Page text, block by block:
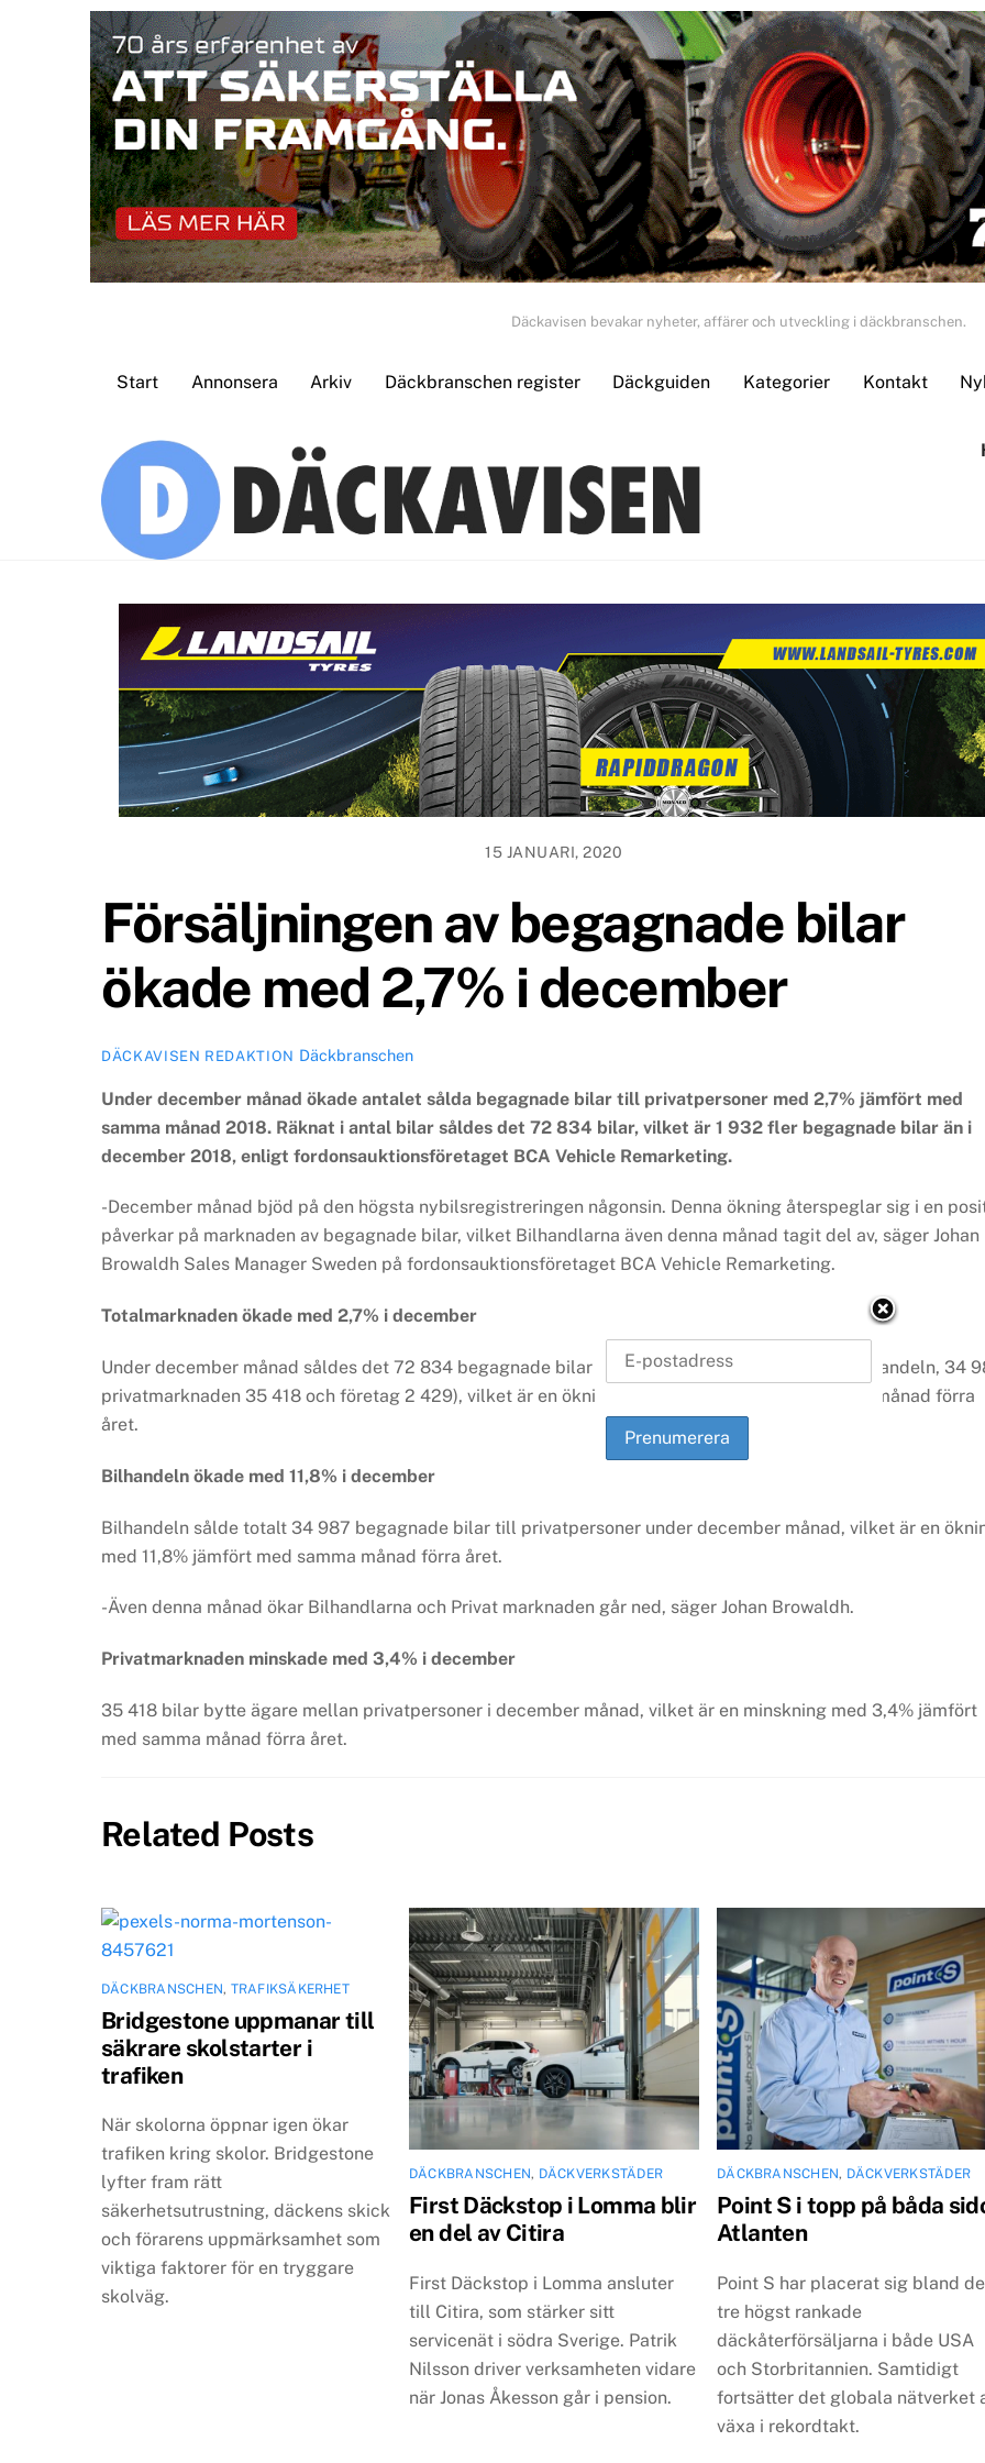
Däckavisen bevakar nyheter, affärer och utveckling i däckbranschen.
Start Annonsera Arkiv Däckbranschen register Däckguiden Kategorier Kontakt
15 JANUARI, 2020
Försäljningen av begagnade bilar
ökade med 2,7% i december
DÄCKAVISEN REDAKTION Däckbranschen
Under december månad ökade antalet sålda begagnade bilar till privatpersoner med 2,7% jämfört med
samma månad 2018. Räknat i antal bilar såldes det 72 834 bilar, vilket är 1 932 fler begagnade bilar än i
december 2018, enligt fordonsauktionsföretaget BCA Vehicle Remarketing.
-December månad bjöd på den högsta nybilsregistreringen någonsin. Denna ökning återspeglar sig i en
påverkar på marknaden av begagnade bilar, vilket Bilhandlarna även denna månad tagit del av, säger Johan
Browaldh Sales Manager Sweden på fordonsauktionsföretaget BCA Vehicle Remarketing.
Totalmarknaden ökade med 2,7% i december
Under december månad såldes det 72 834 begagnade bilar till privatpersoner (fördelat på bilhandeln, 34
privatmarknaden 35 418 och företag 2 429), vilket är en ökning med 2,7% jämfört med samma månad förra
året.
Bilhandeln ökade med 11,8% i december
Bilhandeln sålde totalt 34 987 begagnade bilar till privatpersoner under december månad, vilket är en
med 11,8% jämfört med samma månad förra året.
-Även denna månad ökar Bilhandlarna och Privat marknaden går ned, säger Johan Browaldh.
Privatmarknaden minskade med 3,4% i december
35 418 bilar bytte ägare mellan privatpersoner i december månad, vilket är en minskning med 3,4% jämfört
med samma månad förra året.
Related Posts
DÄCKBRANSCHEN, TRAFIKSÄKERHET
Bridgestone uppmanar till
säkrare skolstarter i
trafiken
När skolorna öppnar igen ökar
trafiken kring skolor. Bridgestone
lyfter fram rätt
säkerhetsutrustning, däckens skick
och förarens uppmärksamhet som
viktiga faktorer för en tryggare
skolväg.
DÄCKBRANSCHEN, DÄCKVERKSTÄDER
First Däckstop i Lomma blir
en del av Citira
First Däckstop i Lomma ansluter
till Citira, som stärker sitt
servicenät i södra Sverige. Patrik
Nilsson driver verksamheten vidare
när Jonas Åkesson går i pension.
DÄCKBRANSCHEN, DÄCKVERKSTÄDER
Point S i topp på båda
Atlanten
Point S har placerat sig bland de
tre högst rankade
däckåterförsäljarna i både USA
och Storbritannien. Samtidigt
fortsätter det globala nätverket
växa i rekordtakt.